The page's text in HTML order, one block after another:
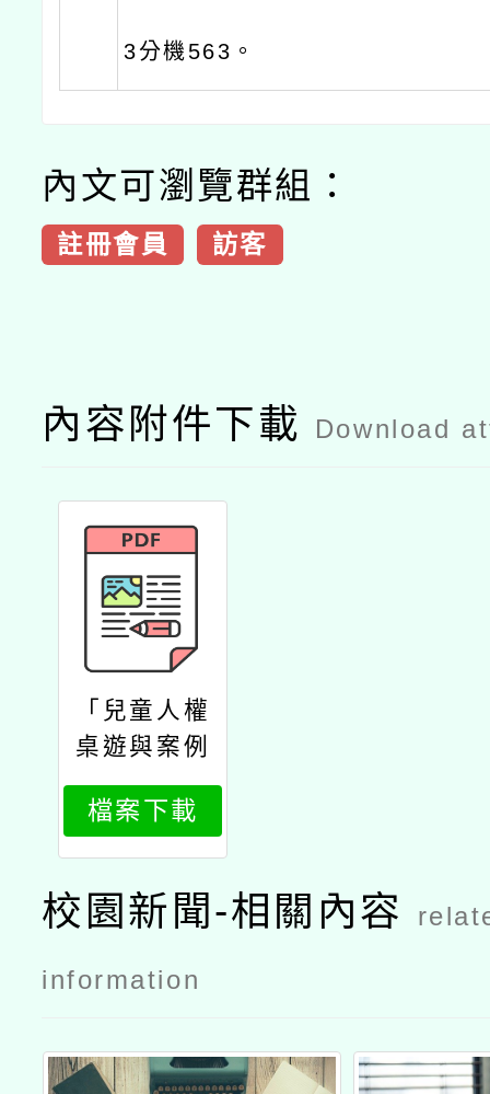
3分機563。
內文可瀏覽群組：
註冊會員 訪客
內容附件下載 Download
「兒童人權
桌遊與案例
實作工作
坊」一案
檔案下載
校園新聞-相關內容
information